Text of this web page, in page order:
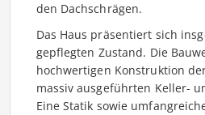
den Dachschrägen.
Das Haus präsentiert sich
gepflegten Zustand. Die
hochwertigen Konstruktion
massiv ausgeführten Keller-
Eine Statik sowie